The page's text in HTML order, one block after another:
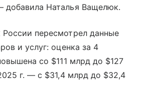
добавила Наталья Ващелюк.
пересмотрел данные
и услуг: оценка за 4
со $111 млрд до $127
г. — с $31,4 млрд до $32,4